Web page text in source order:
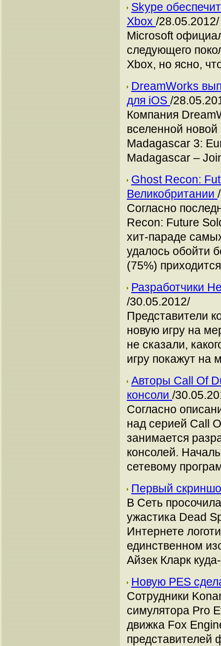
Skype
Xbox /28.05.2012/
Microsoft
следующего
Xbox, но ясно,
DreamWorks
для iOS /
Компания
вселенной
Madagascar 3:
Madagascar –
Ghost Recon:
Великобритании
Согласно
Recon: Future
хит-параде
удалось обойти
(75%)
Разработчики
/30.05.2012/
Представители
новую игру на
не сказали,
игру покажут на
Авторы Call Of
консоли /
Согласно
над серией Call
занимается
консолей.
сетевому
Первый
В Сеть
ужастика Dead
Интернете
единственном
Айзек Кларк
Новую PES
Сотрудники
симулятора Pro
движка Fox
представителей